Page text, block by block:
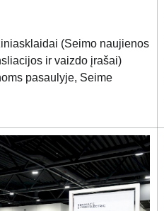
(Seimo naujienos
ir vaizdo įrašai)
pasaulyje, Seime